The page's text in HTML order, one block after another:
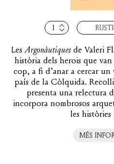
quantitat
de
Argonàutiques,
vol.
I.
Llibres
I-
III
LesArgonàutiquesde Valeri
història dels herois que
cop, a fi d’anar a cercar
país de la Còlquida.
presenta una relectura
incorpora nombrosos
les
MÉS